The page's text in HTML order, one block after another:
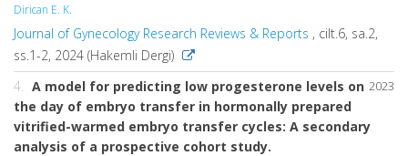
Dirican E. K.
Journal of Gynecology Research Reviews & Reports , cilt.6, sa.2,
ss.1-2, 2024 (Hakemli Dergi)
2023
4.
A model for predicting low progesterone levels on
the day of embryo transfer in hormonally prepared
vitrified-warmed embryo transfer cycles: A secondary
analysis of a prospective cohort study.